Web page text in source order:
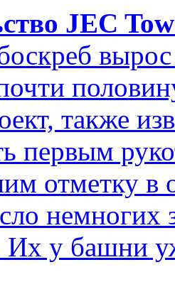
JEC
также
первым
отметку в
Их у башни